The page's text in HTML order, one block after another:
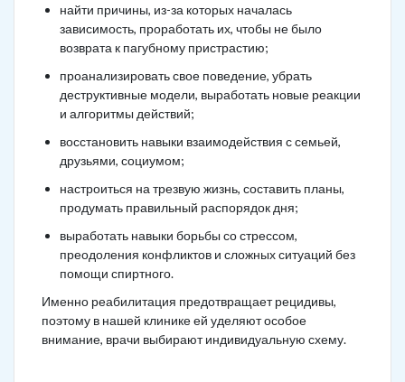
найти причины, из-за которых началась
зависимость, проработать их, чтобы не было
возврата к пагубному пристрастию;
проанализировать свое поведение, убрать
деструктивные модели, выработать новые реакции
и алгоритмы действий;
восстановить навыки взаимодействия с семьей,
друзьями, социумом;
настроиться на трезвую жизнь, составить планы,
продумать правильный распорядок дня;
выработать навыки борьбы со стрессом,
преодоления конфликтов и сложных ситуаций без
помощи спиртного.
Именно реабилитация предотвращает рецидивы,
поэтому в нашей клинике ей уделяют особое
внимание, врачи выбирают индивидуальную схему.